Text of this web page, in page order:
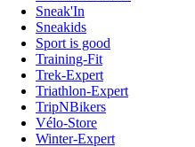
Sneak'In
Sneakids
Sport is good
Training-Fit
Trek-Expert
Triathlon-Expert
TripNBikers
Vélo-Store
Winter-Expert